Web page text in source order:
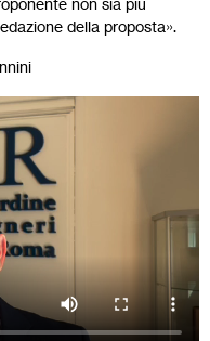
della proposta».